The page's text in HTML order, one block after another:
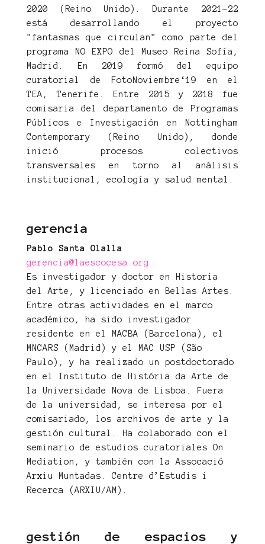
2020 (Reino Unido). Durante 2021-22
está desarrollando el proyecto
"fantasmas que circulan" como parte del
programa NO EXPO del Museo Reina Sofía,
Madrid. En 2019 formó del equipo
curatorial de FotoNoviembre‘19 en el
TEA, Tenerife. Entre 2015 y 2018 fue
comisaria del departamento de Programas
Públicos e Investigación en Nottingham
Contemporary (Reino Unido), donde
inició procesos colectivos
transversales en torno al análisis
institucional, ecología y salud mental.
gerencia
Pablo Santa Olalla
gerencia@laescocesa.org
Es investigador y doctor en Historia
del Arte, y licenciado en Bellas Artes.
Entre otras actividades en el marco
académico, ha sido investigador
residente en el MACBA (Barcelona), el
MNCARS (Madrid) y el MAC USP (São
Paulo), y ha realizado un postdoctorado
en el Instituto de História da Arte de
la Universidade Nova de Lisboa. Fuera
de la universidad, se interesa por el
comisariado, los archivos de arte y la
gestión cultural. Ha colaborado con el
seminario de estudios curatoriales On
Mediation, y también con la Assocació
Arxiu Muntadas. Centre d’Estudis i
Recerca (ARXIU/AM).
gestión de espacios y